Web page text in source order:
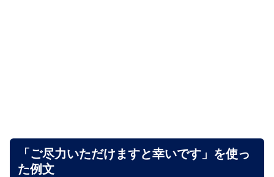
「ご尽力いただけますと幸いです」を使っ
た例文